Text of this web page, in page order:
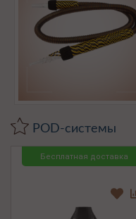
POD-системы
Бесплатная доставка